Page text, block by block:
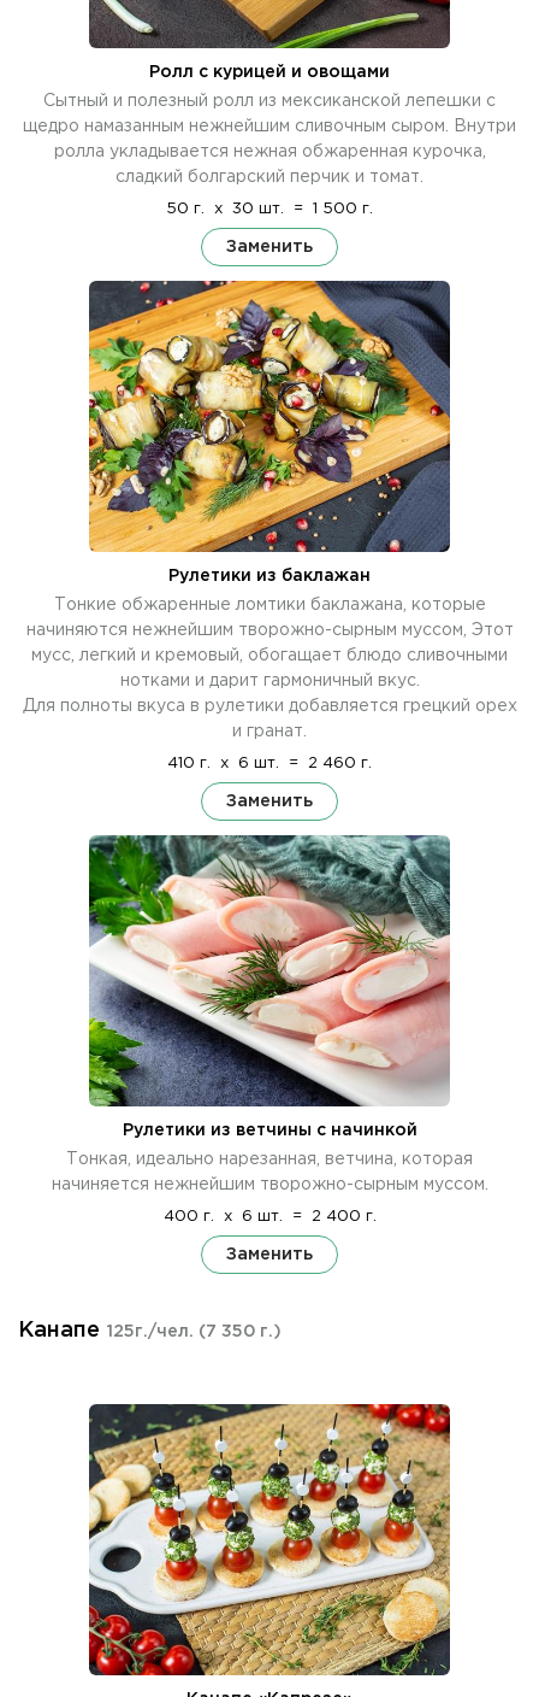
Ролл с курицей и овощами
Сытный и полезный ролл из мексиканской лепешки с
щедро намазанным нежнейшим сливочным сыром. Внутри
ролла укладывается нежная обжаренная курочка,
сладкий болгарский перчик и томат.
50 г. x 30 шт. = 1 500 г.
Заменить
Рулетики из баклажан
Тонкие обжаренные ломтики баклажана, которые
начиняются нежнейшим творожно-сырным муссом, Этот
мусс, легкий и кремовый, обогащает блюдо сливочными
нотками и дарит гармоничный вкус.
Для полноты вкуса в рулетики добавляется грецкий орех
и гранат.
410 г. x 6 шт. = 2 460 г.
Заменить
Рулетики из ветчины с начинкой
Тонкая, идеально нарезанная, ветчина, которая
начиняется нежнейшим творожно-сырным муссом.
400 г. x 6 шт. = 2 400 г.
Заменить
Канапе 125г./чел. (7 350 г.)